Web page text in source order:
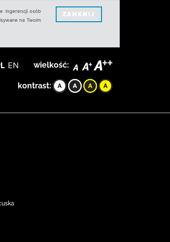
ingerencji osób
na Twoim
ZAMKNIJ
EN wielkość:
kontrast: